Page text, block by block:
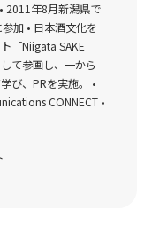
2011年8月新潟県で
加 • 日本酒文化を
「Niigata SAKE
て参画し、一から
び、PRを実施。 •
CONNECT •